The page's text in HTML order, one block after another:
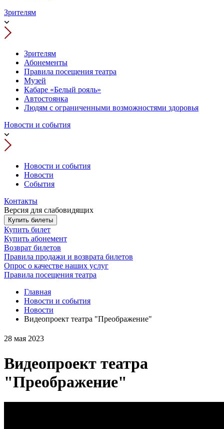
Зрителям
Зрителям
Абонементы
Правила посещения театра
Музей
Кабаре «Белый рояль»
Автостоянка
Людям с ограниченными возможностями здоровья
Новости и события
Новости и события
Новости
События
Контакты
Версия для слабовидящих
Купить билеты
Купить билет
Купить абонемент
Возврат билетов
Правила продажи и возврата билетов
Опрос о качестве наших услуг
Правила посещения театра
Главная
Новости и события
Новости
Видеопроект театра "Преображение"
28 мая 2023
Видеопроект театра
"Преображение"